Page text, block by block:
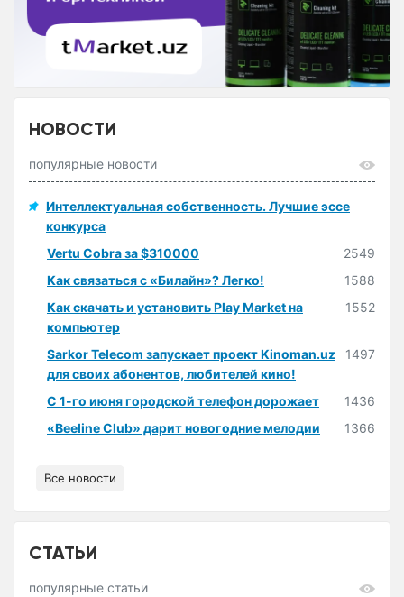
НОВОСТИ
популярные новости
Интеллектуальная собственность. Лучшие эссе
конкурса
Vertu Cobra за $310000
2549
Как связаться с «Билайн»? Легко!
1588
Как скачать и установить Play Market на
компьютер
1552
Sarkor Telecom запускает проект Kinoman.uz
для своих абонентов, любителей кино!
1497
С 1-го июня городской телефон дорожает
1436
«Beeline Club» дарит новогодние мелодии
1366
Все новости
СТАТЬИ
популярные статьи